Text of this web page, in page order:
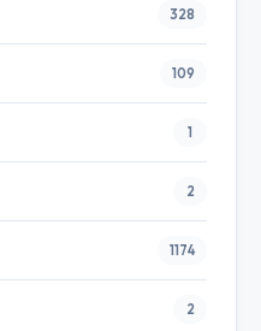
328
109
1
2
1174
2